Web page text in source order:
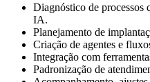
Diagnóstico de processos
IA.
Planejamento de
Criação de agentes e
Integração com
Padronização de